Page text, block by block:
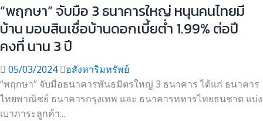
“พฤกษา” จับมือ 3 ธนาคารใหญ่ หนุนคนไทยมี
บ้าน มอบสินเชื่อบ้านดอกเบี้ยต่ำ 1.99% ต่อปี
คงที่ นาน 3 ปี
05/03/2024
อสังหาริมทรัพย์
“พฤกษา” จับมือธนาคารพันธมิตรใหญ่ 3 ธนาคาร ได้แก่ ธนาคาร
ไทยพาณิชย์ ธนาคารกรุงเทพ และ ธนาคารทหารไทยธนชาต แบ่ง
เบาภาระลูกค้า...